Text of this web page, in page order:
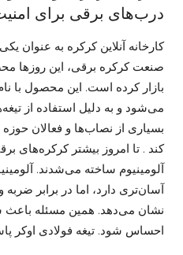
درب‌های برقی برای
کارخانه آنلاین کرکره به عنوان
صنعت کرکره برقی، این روزها
می‌شود و به دلیل استفاده از
بسیاری از نصاب‌ها و فعالان
کند . تا امروز بیشتر کرکره‌های
آلومینیوم ساخته می‌شدند.
آسان‌تری دارد، اما در برابر
نشان می‌دهد. همین مسئله باعث
احساس شود. تیغه فولادی اوکر